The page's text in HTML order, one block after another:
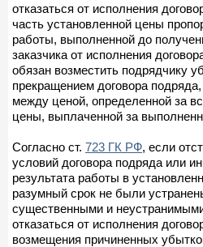
отказаться от исполнения
часть установленной цены
работы, выполненной до
заказчика от исполнения
обязан возместить подрядчику
прекращением договора
между ценой, определенной за
цены, выплаченной за
Согласно ст. 723 ГК РФ, если
условий договора подряда или
результата работы в
разумный срок не были
существенными и
отказаться от исполнения
возмещения причиненных